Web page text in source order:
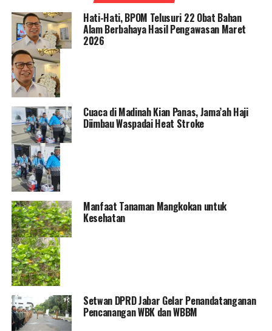
Hati-Hati, BPOM Telusuri 22 Obat Bahan
Alam Berbahaya Hasil Pengawasan Maret
2026
Cuaca di Madinah Kian Panas, Jama’ah Haji
Diimbau Waspadai Heat Stroke
Manfaat Tanaman Mangkokan untuk
Kesehatan
Setwan DPRD Jabar Gelar Penandatanganan
Pencanangan WBK dan WBBM